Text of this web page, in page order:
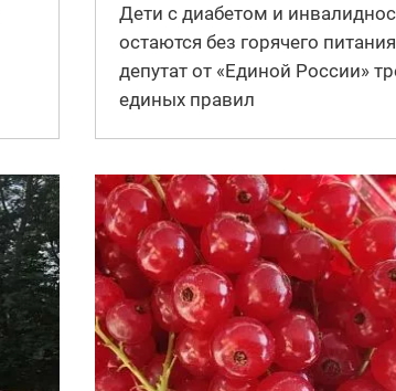
Дети с диабетом и
остаются без горячего
депутат от «Единой России»
единых правил